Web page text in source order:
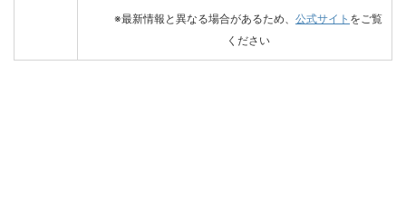
※最新情報と異なる場合があるため、 公式サイト をご覧
ください